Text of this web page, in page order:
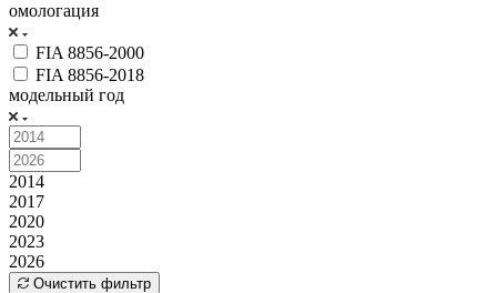
омологация
FIA 8856-2000
FIA 8856-2018
модельный год
2014
2017
2020
2023
2026
Очистить фильтр